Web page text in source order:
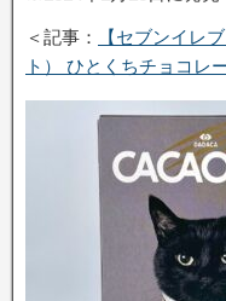
＜記事：
【セブンイレ
ト） ひとくちチョコレ